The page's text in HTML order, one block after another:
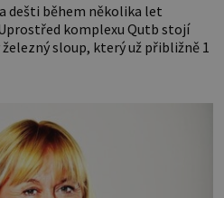
dešti během několika let
komplexu Qutb stojí
sloup, který už přibližně 1